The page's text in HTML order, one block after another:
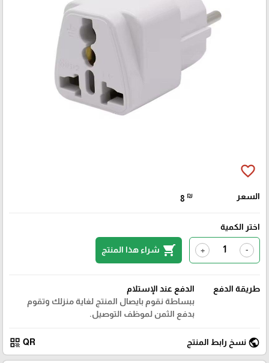
favorite_border
السعر 8 ₪
اختر الكمية
-
+
shopping_cart شراء هذا المنتج
طريقة الدفع
الدفع عند الإستلام
ببساطة نقوم بايصال المنتج لغاية منزلك وتقوم
بدفع الثمن لموظف التوصيل.
public نسخ رابط المنتج QR
qr_code